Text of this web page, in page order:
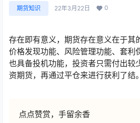
期货知识 22年3月22日 0
存在即有意义，期货存在意义在于其
价格发现功能、风险管理功能、套利
也具备投机功能，投资者只需付出较
资期货，再通过平仓来进行获利了结。
点点赞赏，手留余香